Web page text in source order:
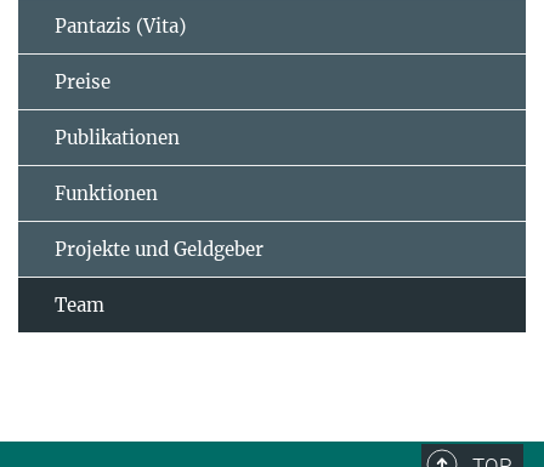
Pantazis (Vita)
Preise
Publikationen
Funktionen
Projekte und Geldgeber
Team